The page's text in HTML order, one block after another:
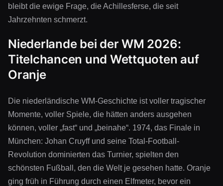
bleibt die ewige Frage, die Achillesferse, die seit
Jahrzehnten schmerzt.
Niederlande bei der WM 2026:
Titelchancen und Wettquoten auf
Oranje
Die niederländische WM-Geschichte ist voller tragischer
Momente, voller Spiele, die hätten anders ausgehen
können, voller „fast“ und „beinahe“. 1974, das Finale in
München: Johan Cruyff und seine Total-Football-
Revolution dominierten das Turnier, spielten den
schönsten Fußball, den die Welt je gesehen hatte. Oranje
ging früh in Führung durch einen Elfmeter, bevor ein